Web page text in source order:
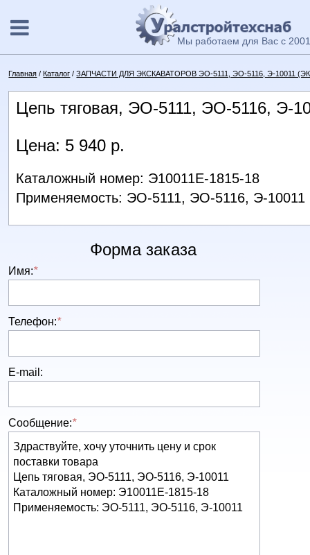
Мы работаем для Вас с
Главная /Каталог /ЗАПЧАСТИ ДЛЯ ЭКСКАВАТОРОВ ЭО-5111, ЭО-5116, Э-10011
Цепь тяговая, ЭО-5111, ЭО-5116, Э-
Цена: 5 940 р.
Каталожный номер: Э10011Е-1815-18
Применяемость: ЭО-5111, ЭО-5116, Э-10011
Форма заказа
Имя:*
Телефон:*
E-mail:
Сообщение:*